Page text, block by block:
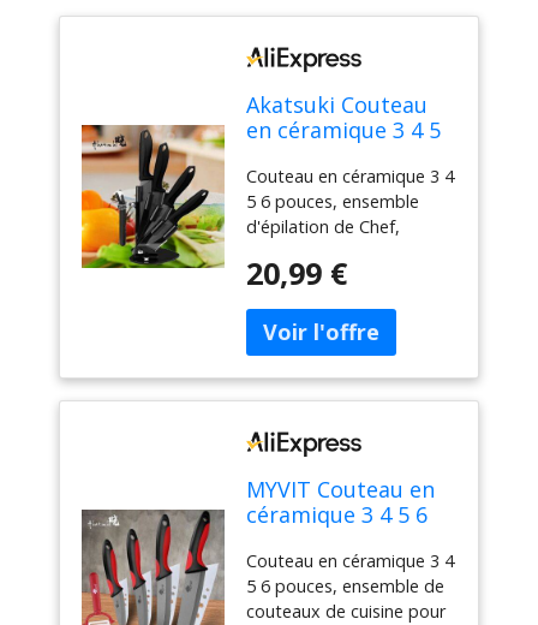
Akatsuki Couteau
en céramique 3 4 5
d'épilation de Chef,
utilitaire de
tranchage, lame
support de bloc de
couteaux, outil de
cuisine pour
légumes et fruits
Couteau en céramique 3 4
5 6 pouces, ensemble
d'épilation de Chef,
lame noire en zircone,
couteaux, outil de cuisine
pour légumes et fruits
20,99 €
MYVIT Couteau en
céramique 3 4 5 6
de couteaux de
cuisine pour Chef,
lame noire en
Couteau en céramique 3 4
5 6 pouces, ensemble de
couteaux de cuisine pour